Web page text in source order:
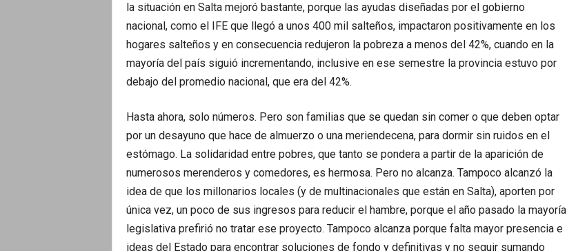
la situación en Salta mejoró bastante, porque las ayudas diseñadas por el gobierno
nacional, como el IFE que llegó a unos 400 mil salteños, impactaron positivamente en los
hogares salteños y en consecuencia redujeron la pobreza a menos del 42%, cuando en la
mayoría del país siguió incrementando, inclusive en ese semestre la provincia estuvo por
debajo del promedio nacional, que era del 42%.
Hasta ahora, solo números. Pero son familias que se quedan sin comer o que deben optar
por un desayuno que hace de almuerzo o una meriendecena, para dormir sin ruidos en el
estómago. La solidaridad entre pobres, que tanto se pondera a partir de la aparición de
numerosos merenderos y comedores, es hermosa. Pero no alcanza. Tampoco alcanzó la
idea de que los millonarios locales (y de multinacionales que están en Salta), aporten por
única vez, un poco de sus ingresos para reducir el hambre, porque el año pasado la mayoría
legislativa prefirió no tratar ese proyecto. Tampoco alcanza porque falta mayor presencia e
ideas del Estado para encontrar soluciones de fondo y definitivas y no seguir sumando